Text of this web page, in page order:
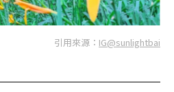
引用來源： IG@sunlightbai